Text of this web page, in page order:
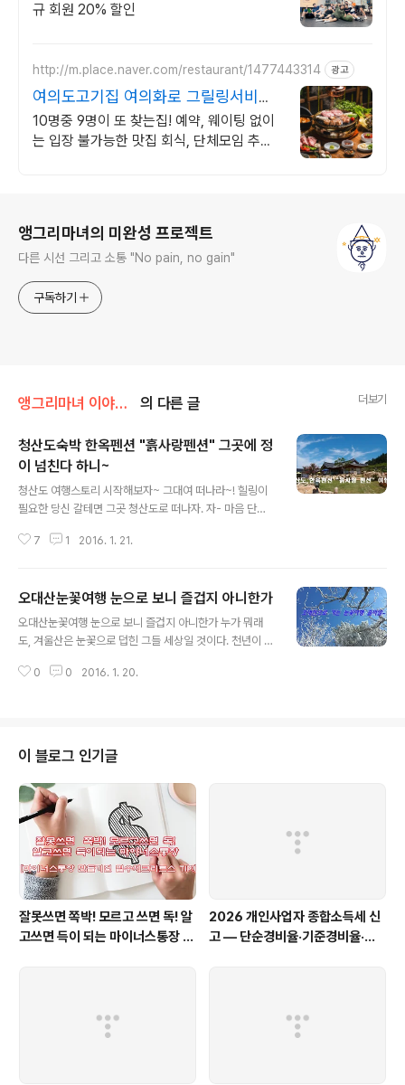
규 회원 20% 할인
http://m.place.naver.com/restaurant/1477443314 광고
여의도고기집 여의화로 그릴링서비스,
대나무숲 힐링
10명중 9명이 또 찾는집! 예약, 웨이팅 없이
는 입장 불가능한 맛집 회식, 단체모임 추천!!
앵그리마녀의 미완성 프로젝트
다른 시선 그리고 소통 "No pain, no gain"
구독하기
앵그리마녀 이야기/여행 의 다른 글 더보기
청산도숙박 한옥펜션 "흙사랑펜션" 그곳에 정
이 넘친다 하니~
청산도 여행스토리 시작해보자~ 그대여 떠나라~! 힐링이
필요한 당신 갈테면 그곳 청산도로 떠나자. 자- 마음 단단
은 크게 버스와 승용차 하지만 그것도 시간과의 싸움이 될
배타기 시간표. 지난, 예전 청산도가 유명하지 않았던 시절
~ 배편이 하루에 두편 있었는데 그때에 비하면, 캬~~~ 엄
청 늘었다. 복 받았구나~ ㅋ 아버지가 청산이 고향인지라~
도는 둘레길이 꾀나 유명하다, 또는 낚시꾼들의 입질 시작
7 1 2016. 1. 21.
오대산눈꽃여행 눈으로 보니 즐겁지 아니한가
오대산눈꽃여행 눈으로 보니 즐겁지 아니한가 누가 뭐래
도, 겨울산은 눈꽃으로 덥힌 그들 세상일 것이다. 천년이 넘
눈부심으로 인해 지그시 눈감아본다. 시시때때로 밀려드는
정신을 지니고 바른행동을 합시다. 넷, 남을 존중하고 말씀
을 아낍시다. 다섯, 밝은 생활을 하면서 좋지 못한 것을 하
지 맙시다. 비록 사계절중 가장 춥다는 겨울이자만 그 명성
에 걸맞게 무지하게 수려할뿐만 아니라 마음한켠에 뻥~ 뚫
린 기분이다. 너란 녀석, 그 생명력을 나또한 가져보려한다.
참 기가 막히다. 자연을 벗..
0 0 2016. 1. 20.
이 블로그 인기글
잘못쓰면 쪽박! 모르고 쓰면 독! 알
고쓰면 득이 되는 마이너스통장 만
2026 개인사업자 종합소득세 신
고 — 단순경비율·기준경비율·복